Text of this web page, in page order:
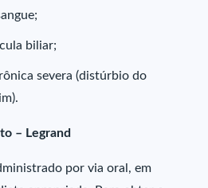
biliar;
severa (distúrbio do
– Legrand
por via oral, em